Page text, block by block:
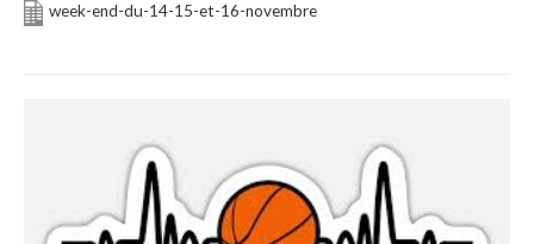
week-end-du-14-15-et-16-novembre